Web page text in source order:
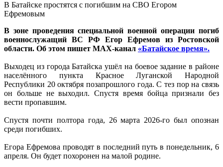
В Батайске простятся с погибшим на СВО Егором
Ефремовым
В зоне проведения специальной военной операции погиб
военнослужащий ВС РФ Егор Ефремов из Ростовской
области. Об этом пишет MAX-канал «Батайское время».
Выходец из города Батайска ушёл на боевое задание в районе
населённого пункта Красное Луганской Народной
Республики 20 октября позапрошлого года. С тез пор на связь
он больше не выходил. Спустя время бойца признали без
вести пропавшим.
Спустя почти полтора года, 26 марта 2026-го был опознан
среди погибших.
Егора Ефремова проводят в последний путь в понедельник, 6
апреля. Он будет похоронен на малой родине.